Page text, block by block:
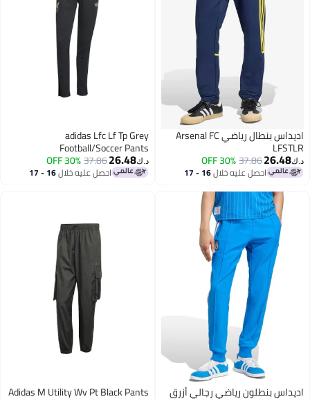
اديداس بنطال رياضي Arsenal FC
26.48
37.86
30% OFF
احصل عليه خلال 16 - 17
adidas Lfc Lf Tp Grey
Football/Soccer Pants
26.48
37.86
30% OFF
احصل عليه خلال 16 - 17
بنطلون رياضي رجالي أزرق Adidas M Utility Wv Pt Black Pants